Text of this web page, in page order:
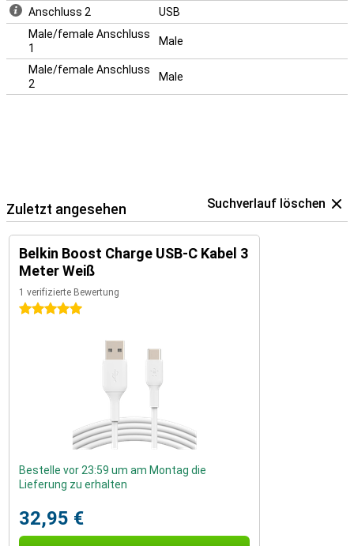
Anschluss 2
USB
Male/female Anschluss
1
Male
Male/female Anschluss
2
Male
Zuletzt angesehen Suchverlauf löschen
Belkin Boost Charge USB-C Kabel 3
Meter Weiß
1 verifizierte Bewertung
5 Sterne
Bestelle vor 23:59 um am Montag die
Lieferung zu erhalten
32,95 €